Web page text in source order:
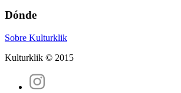
Dónde
Sobre Kulturklik
Kulturklik © 2015